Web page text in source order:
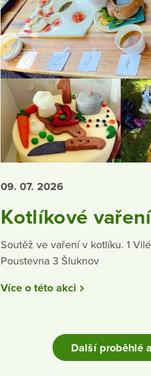
09. 07.2026
Kotlíkové
Soutěž ve vaření v kotlíku. 1
Poustevna 3 Šluknov
Více o této akci
Další proběhlé